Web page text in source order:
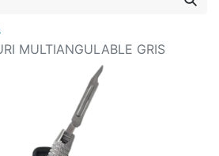
MULTIANGULABLE GRIS